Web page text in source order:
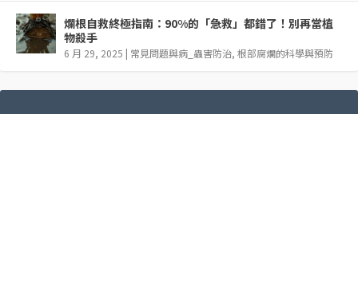
爛根自救終極指南：90%的「急救」都錯了！別再當植
物殺手
6 月 29, 2025 | 常見問題與病_蟲害防治, 根部腐爛的科學與預防